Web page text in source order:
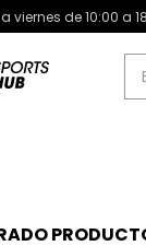
viernes de 10:00 a